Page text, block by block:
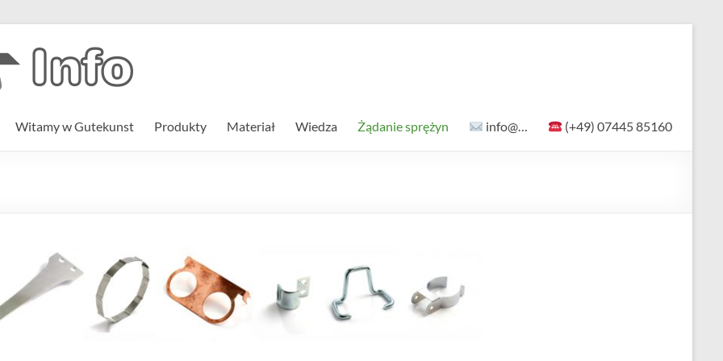
Witamy w Gutekunst Produkty Materiał Wiedza Żądanie sprężyn info@… (+49) 07445 85160